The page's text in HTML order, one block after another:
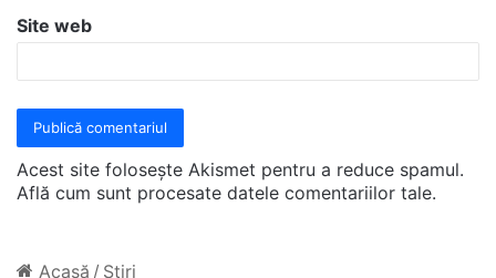
Site web
Acest site folosește Akismet pentru a reduce spamul.
Află cum sunt procesate datele comentariilor tale.